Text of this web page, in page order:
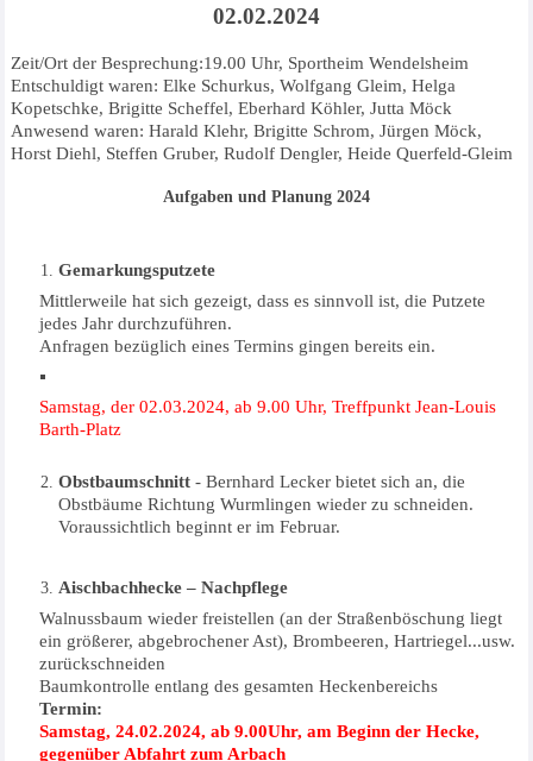
02.02.2024
Zeit/Ort der Besprechung:19.00 Uhr, Sportheim Wendelsheim
Entschuldigt waren: Elke Schurkus, Wolfgang Gleim, Helga
Kopetschke, Brigitte Scheffel, Eberhard Köhler, Jutta Möck
Anwesend waren: Harald Klehr, Brigitte Schrom, Jürgen Möck,
Horst Diehl, Steffen Gruber, Rudolf Dengler, Heide Querfeld-Gleim
Aufgaben und Planung 2024
Gemarkungsputzete
Mittlerweile hat sich gezeigt, dass es sinnvoll ist, die Putzete
jedes Jahr durchzuführen.
Anfragen bezüglich eines Termins gingen bereits ein.
Samstag, der 02.03.2024, ab 9.00 Uhr, Treffpunkt Jean-Louis
Barth-Platz
Obstbaumschnitt - Bernhard Lecker bietet sich an, die
Obstbäume Richtung Wurmlingen wieder zu schneiden.
Voraussichtlich beginnt er im Februar.
Aischbachhecke – Nachpflege
Walnussbaum wieder freistellen (an der Straßenböschung liegt
ein größerer, abgebrochener Ast), Brombeeren, Hartriegel...usw.
zurückschneiden
Baumkontrolle entlang des gesamten Heckenbereichs
Termin:
Samstag, 24.02.2024, ab 9.00Uhr, am Beginn der Hecke,
gegenüber Abfahrt zum Arbach